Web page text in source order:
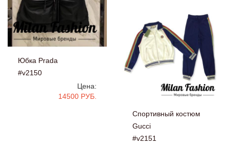
Юбка Prada
#v2150
Цена:
14500 РУБ.
Спортивный костюм
Gucci
#v2151